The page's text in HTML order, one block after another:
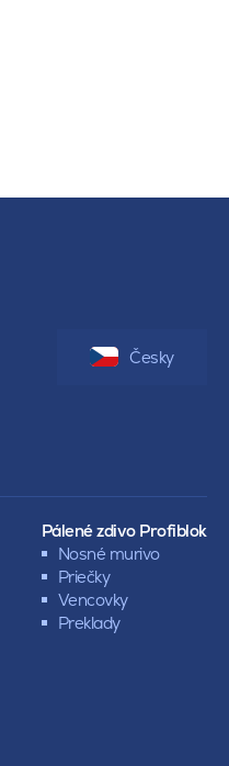
Pálené zdivo Profiblok
Nosné murivo
Priečky
Vencovky
Preklady
Česky